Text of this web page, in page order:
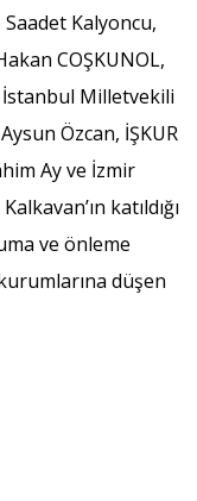
Kalyoncu,
COŞKUNOL,
İstanbul Milletvekili
Özcan, İŞKUR
Ay ve İzmir
katıldığı
ve önleme
düşen